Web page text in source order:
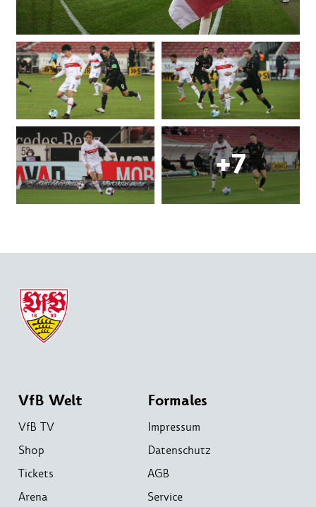
VfB Welt
VfB TV
Shop
Tickets
Arena
Formales
Impressum
Datenschutz
AGB
Service